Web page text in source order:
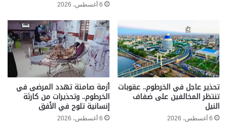
6 أغسطس، 2026
تحذير عاجل في الخرطوم.. عقوبات
تنتظر المخالفين على ضفاف
النيل
6 أغسطس، 2026
أزمة صامتة تهدد المرضى في
الخرطوم.. وتحذيرات من كارثة
إنسانية تلوح في الأفق
6 أغسطس، 2026